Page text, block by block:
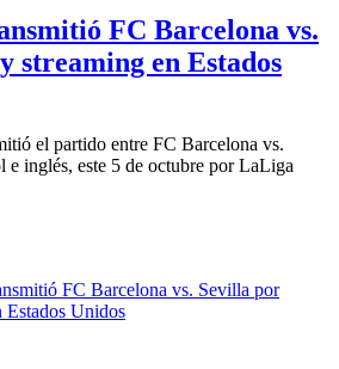
FC Barcelona vs.
streaming en Estados
el partido entre FC Barcelona vs.
e inglés, este 5 de octubre por LaLiga